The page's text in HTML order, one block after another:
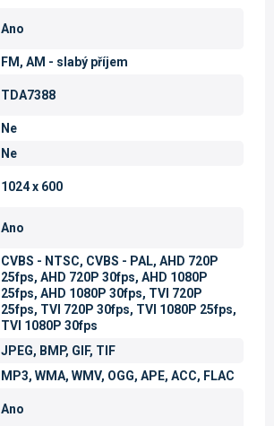
Ano
FM, AM - slabý příjem
TDA7388
Ne
Ne
1024 x 600
Ano
CVBS - NTSC, CVBS - PAL, AHD 720P
25fps, AHD 720P 30fps, AHD 1080P
25fps, AHD 1080P 30fps, TVI 720P
25fps, TVI 720P 30fps, TVI 1080P 25fps,
TVI 1080P 30fps
JPEG, BMP, GIF, TIF
MP3, WMA, WMV, OGG, APE, ACC, FLAC
Ano